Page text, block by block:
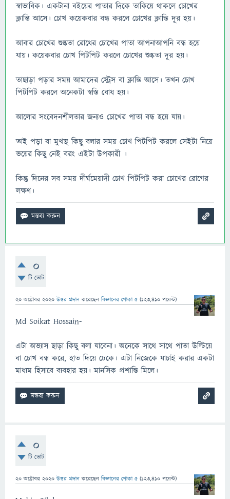
স্বাভাবিক। একটানা বইয়ের পাতার দিকে তাকিয়ে থাকলে চোখের
ক্লান্তি আসে। চোখ কয়েকবার বন্ধ করলে চোখের ক্লান্তি দূর হয়।
আবার চোখের শুষ্কতা রোধের চোখের পাতা আপনাআপনি বন্ধ হয়ে
যায়। কয়েকবার চোখ পিটপিট করলে চোখের শুষ্কতা দূর হয়।
তাছাড়া পড়ার সময় আমাদের স্ট্রেস বা ক্লান্তি আসে। তখন চোখ
পিটপিট করলে অনেকটা স্বস্তি বোধ হয়।
আলোর সংবেদনশীলতার জন্যও চোখের পাতা বন্ধ হয়ে যায়।
তাই পড়া বা মুখস্থ কিছু বলার সময় চোখ পিটপিট করলে সেইটা নিয়ে
ভয়ের কিছু নেই বরং এইটা উপকারী ।
কিন্তু দিনের সব সময় দীর্ঘমেয়াদী চোখ পিটপিট করা চোখের রোগের
লক্ষণ।
0
টি ভোট
20 অক্টোবর 2020 উত্তর প্রদান করেছেনবিজ্ঞানের পোকা ৫ (123,410 পয়েন্ট)
Md Soikat Hossain-
এটা অভ্যাস ছাড়া কিছু বলা যাবেনা। অনেকে সাথে সাথে পাতা উল্টিয়ে
বা চোখ বন্ধ করে, হাত দিয়ে ঢেকে। এটা নিজেকে যাচাই করার একটা
মাধ্যম হিসাবে ব্যবহার হয়। মানসিক প্রশান্তি মিলে।
0
টি ভোট
20 অক্টোবর 2020 উত্তর প্রদান করেছেনবিজ্ঞানের পোকা ৫ (123,410 পয়েন্ট)